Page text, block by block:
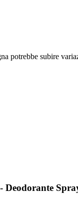
potrebbe subire
Deodorante